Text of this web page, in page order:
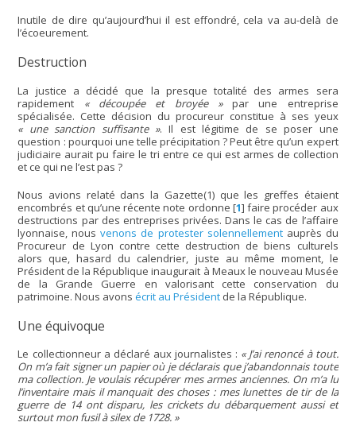
Inutile de dire qu’aujourd’hui il est effondré, cela va au-delà de
l’écoeurement.
Destruction
La justice a décidé que la presque totalité des armes sera
rapidement « découpée et broyée »par une entreprise
spécialisée. Cette décision du procureur constitue à ses yeux
« une sanction suffisante ». Il est légitime de se poser une
question : pourquoi une telle précipitation ? Peut être qu’un expert
judiciaire aurait pu faire le tri entre ce qui est armes de collection
et ce qui ne l’est pas ?
Nous avions relaté dans la Gazette(1) que les greffes étaient
encombrés et qu’une récente note ordonne [1] faire procéder aux
destructions par des entreprises privées. Dans le cas de l’affaire
lyonnaise, nousvenons de protester solennellementauprès du
Procureur de Lyon contre cette destruction de biens culturels
alors que, hasard du calendrier, juste au même moment, le
Président de la République inaugurait à Meaux le nouveau Musée
de la Grande Guerre en valorisant cette conservation du
patrimoine. Nous avonsécrit au Président de la République.
Une équivoque
Le collectionneur a déclaré aux journalistes : « J’ai renoncé à tout.
On m’a fait signer un papier où je déclarais que j’abandonnais toute
ma collection. Je voulais récupérer mes armes anciennes. On m’a lu
l’inventaire mais il manquait des choses : mes lunettes de tir de la
guerre de 14 ont disparu, les crickets du débarquement aussi et
surtout mon fusil à silex de 1728. »